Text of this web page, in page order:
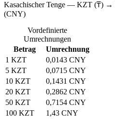
Kasachischer Tenge — KZT (₸)
(CNY)
Vordefinierte
Umrechnungen
Betrag
Umrechnung
1 KZT
0,0143 CNY
5 KZT
0,0715 CNY
10 KZT
0,1431 CNY
20 KZT
0,2862 CNY
50 KZT
0,7154 CNY
100 KZT
1,43 CNY